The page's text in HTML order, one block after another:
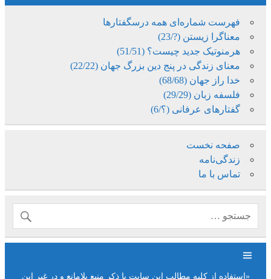
فهرست شماره‌ای همه درسگفتارها
معناگرا زیستن (?/23)
هرمنوتیک جدید چیست؟ (51/51)
معنای زندگی در پنج دین بزرگ جهان (22/22)
خدا راز جهان (68/68)
فلسفه زبان (29/29)
گفتارهای عرفانی (؟/6)
صفحه نخست
زندگی‌نامه
تماس با ما
«استفاده از کلیه مطالب این سایت با ذکر منبع بلامانع و در غیر این